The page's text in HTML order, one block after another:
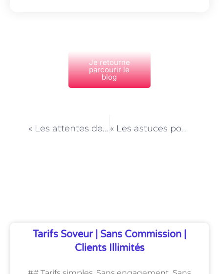
Je retourne
parcourir le
blog
« Les attentes des familles parisiennes vis-à-vis des Employés de maison » « Les astuces pour maintenir une excellente hygiène dans un foyer parisien »
Tarifs Soveur | Sans Commission |
Clients Illimités